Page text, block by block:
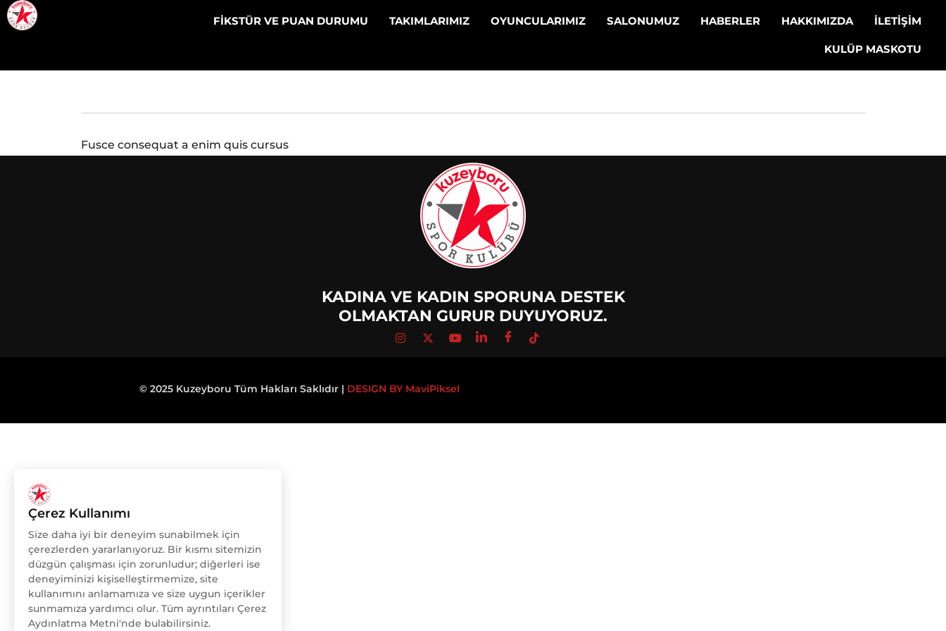
FİKSTÜR VE PUAN DURUMU TAKIMLARIMIZ OYUNCULARIMIZ SALONUMUZ HABERLER HAKKIMIZDA İLETİŞİM
KULÜP MASKOTU
Fusce consequat a enim quis cursus
KADINA VE KADIN SPORUNA DESTEK
OLMAKTAN GURUR DUYUYORUZ.
© 2025 Kuzeyboru Tüm Hakları Saklıdır | DESIGN BY MaviPiksel
Çerez Kullanımı
Size daha iyi bir deneyim sunabilmek için
çerezlerden yararlanıyoruz. Bir kısmı sitemizin
düzgün çalışması için zorunludur; diğerleri ise
deneyiminizi kişiselleştirmemize, site
kullanımını anlamamıza ve size uygun içerikler
sunmamıza yardımcı olur. Tüm ayrıntıları Çerez
Aydınlatma Metni'nde bulabilirsiniz.